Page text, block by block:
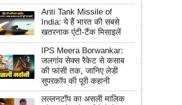
Anti Tank Missile of
India: ये हैं भारत की सबसे
खतरनाक एंटी-टैंक मिसाइलें
IPS Meera Borwankar:
जलगांव सेक्स रैकेट से कसाब
की फांसी तक, जानिए लेडी
सुपरकॉप की पूरी कहानी
लल्लनटॉप का असली मालिक